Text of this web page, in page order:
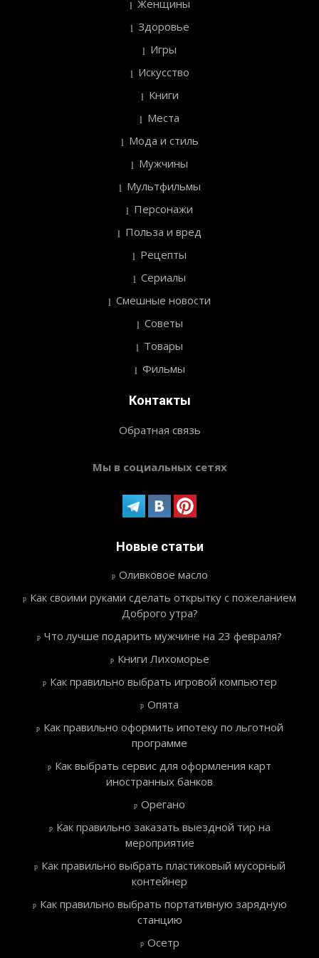
Женщины
Здоровье
Игры
Искусство
Книги
Места
Мода и стиль
Мужчины
Мультфильмы
Персонажи
Польза и вред
Рецепты
Сериалы
Смешные новости
Советы
Товары
Фильмы
Контакты
Обратная связь
Мы в социальных сетях
Новые статьи
Оливковое масло
Как своими руками сделать открытку с пожеланием
Доброго утра?
Что лучше подарить мужчине на 23 февраля?
Книги Лихоморье
Как правильно выбрать игровой компьютер
Опята
Как правильно оформить ипотеку по льготной
программе
Как выбрать сервис для оформления карт
иностранных банков
Орегано
Как правильно заказать выездной тир на
мероприятие
Как правильно выбрать пластиковый мусорный
контейнер
Как правильно выбрать портативную зарядную
станцию
Осетр